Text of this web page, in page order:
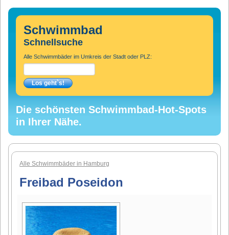
Schwimmbad
Schnellsuche
Alle Schwimmbäder im Umkreis der Stadt oder PLZ:
Die schönsten Schwimmbad-Hot-Spots
in Ihrer Nähe.
Alle Schwimmbäder in Hamburg
Freibad Poseidon